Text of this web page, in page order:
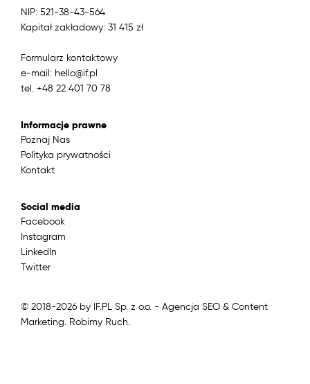
NIP: 521-38-43-564
Kapitał zakładowy: 31 415 zł
Formularz kontaktowy
e-mail: hello@if.pl
tel. +48 22 401 70 78
Informacje prawne
Poznaj Nas
Polityka prywatności
Kontakt
Social media
Facebook
Instagram
LinkedIn
Twitter
© 2018-2026 by IF.PL Sp. z o.o. - Agencja SEO & Content
Marketing. Robimy Ruch.